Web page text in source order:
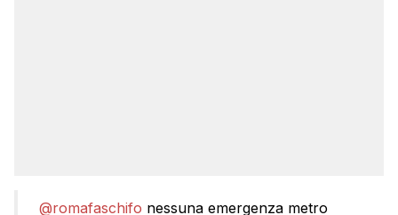
@romafaschifo nessuna emergenza metro